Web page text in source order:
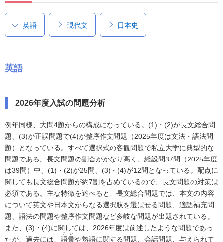
英語 現代文 日本史
英語
2026年度入試の問題分析
例年同様、大問4題からの構成になっている。(1)・(2)が長文総合問
題、(3)が正誤問題で(4)が整序作文問題（2025年度は文法・語法問
題）となっている。すべて選択式の客観問題で私立大学に典型的な
問題である。長文問題の割合がかなり高く、総設問37問（2025年度
は39問）中、(1)・(2)が25問、(3)・(4)が12問となっている。配点に
関しても長文総合問題が約7割を占めているので、長文問題の対策は
必須である。主な特徴を述べると、長文総合問題では、本文の内容
について英文や日本文からなる選択肢を選ばせる問題、適語補充問
題、語法の問題や整序作文問題など多岐な問題が出題されている。
また、(3)・(4)に関しては、2026年度は前述したような問題であっ
たが、過去には、 語彙
ごい
や熟語に関する問題、会話問題、与えられて